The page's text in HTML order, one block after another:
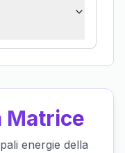
Matrice
energie della